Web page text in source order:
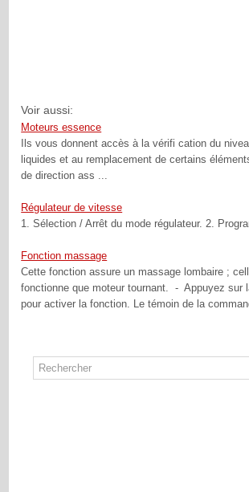
Voir aussi:
Moteurs essence
Ils vous donnent accès à la vérifi cation du
liquides et au remplacement de certains
de direction ass ...
Régulateur de vitesse
1. Sélection / Arrêt du mode régulateur. 2.
Fonction massage
Cette fonction assure un massage lombaire ;
fonctionne que moteur tournant. - Appuyez sur
pour activer la fonction. Le témoin de la